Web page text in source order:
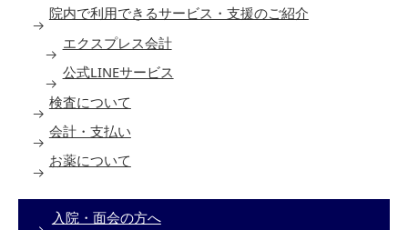
院内で利用できるサービス・支援のご紹介
エクスプレス会計
公式LINEサービス
検査について
会計・支払い
お薬について
入院・面会の方へ